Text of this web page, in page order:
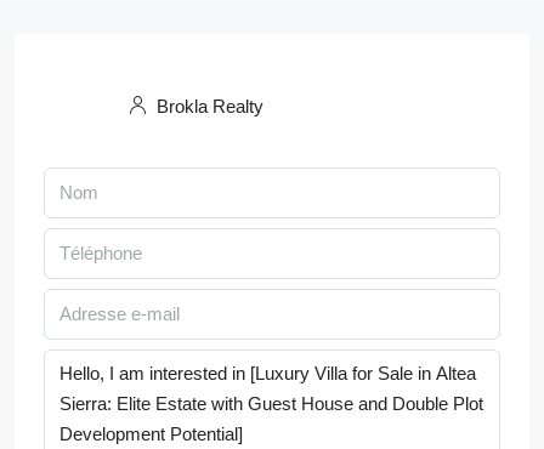
Brokla Realty